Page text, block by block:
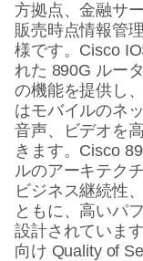
方拠点、金融サ
販売時点情報管
様です。 Cisco
れた 890G ルー
の機能を提供し
はモバイルのネ
音声、ビデオを
きます。 Cisco
ルのアーキテク
ビジネス継続性
ともに、高いパ
設計されていま
向け Quality of